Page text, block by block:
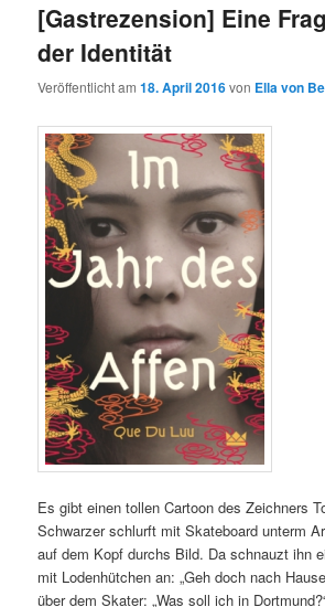
[Gastrezension] Eine
der Identität
Veröffentlicht am18. April 2016von Ella von
Es gibt einen tollen Cartoon des Zeichners
Schwarzer schlurft mit Skateboard unterm
auf dem Kopf durchs Bild. Da schnauzt ihn
mit Lodenhütchen an: „Geh doch nach
über dem Skater: „Was soll ich in